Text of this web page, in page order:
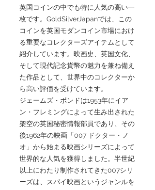
英国コインの中でも特に人気の高い一
枚です。GoldSilverJapanでは、この
コインを英国モダンコイン市場におけ
る重要なコレクターズアイテムとして
紹介しています。映画史、英国文化、
そして現代記念貨幣の魅力を兼ね備え
た作品として、世界中のコレクターか
ら高い評価を受けています。
ジェームズ・ボンドは1953年にイア
ン・フレミングによって生み出された
架空の英国秘密情報部員であり、その
後1962年の映画「007 ドクター・ノ
オ」から始まる映画シリーズによって
世界的な人気を獲得しました。半世紀
以上にわたり制作されてきた007シリ
ーズは、スパイ映画というジャンルを